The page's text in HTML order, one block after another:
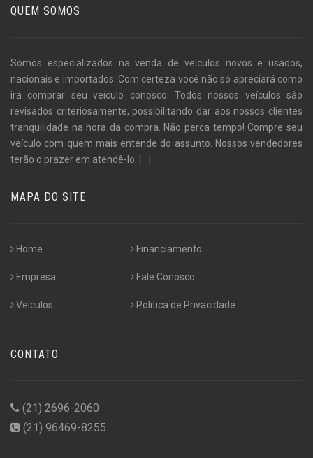
QUEM SOMOS
Somos especializados na venda de veículos novos e usados,
nacionais e importados. Com certeza você não só apreciará como
irá comprar seu veículo conosco. Todos nossos veículos são
revisados criteriosamente, possibilitando dar aos nossos clientes
tranquilidade na hora da compra. Não perca tempo! Compre seu
veículo com quem mais entende do assunto. Nossos vendedores
terão o prazer em atendê-lo.
MAPA DO SITE
Home
Empresa
Veículos
Financiamento
Fale Conosco
Politica de Privacidade
CONTATO
(21) 2696-2060
(21) 96469-8255